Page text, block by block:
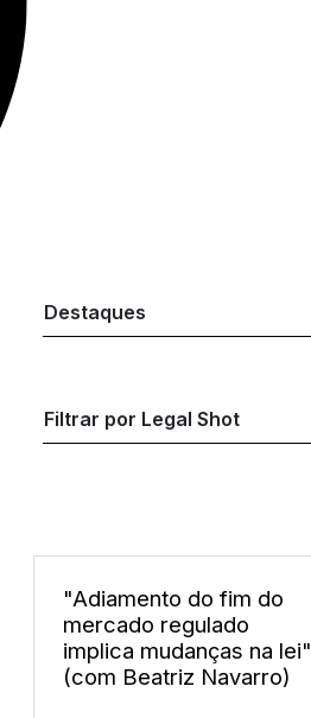
"Adiamento do fim do
mercado regulado
implica mudanças na lei"
(com Beatriz Navarro)